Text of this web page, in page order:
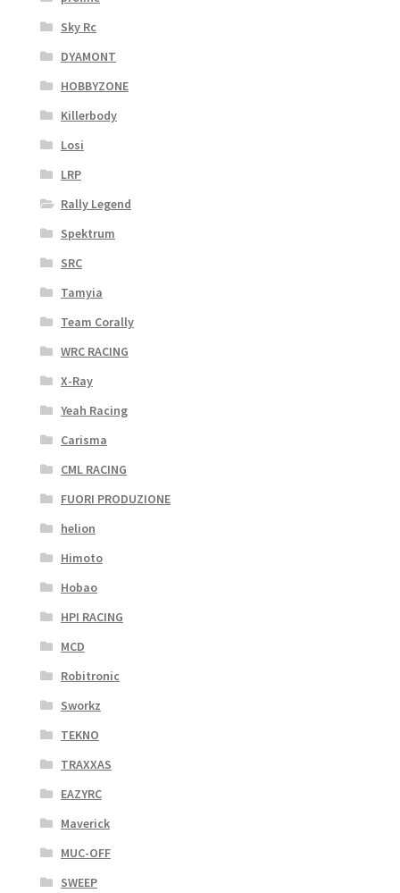
Sky Rc
DYAMONT
HOBBYZONE
Killerbody
Losi
LRP
Rally Legend
Spektrum
SRC
Tamyia
Team Corally
WRC RACING
X-Ray
Yeah Racing
Carisma
CML RACING
FUORI PRODUZIONE
helion
Himoto
Hobao
HPI RACING
MCD
Robitronic
Sworkz
TEKNO
TRAXXAS
EAZYRC
Maverick
MUC-OFF
SWEEP